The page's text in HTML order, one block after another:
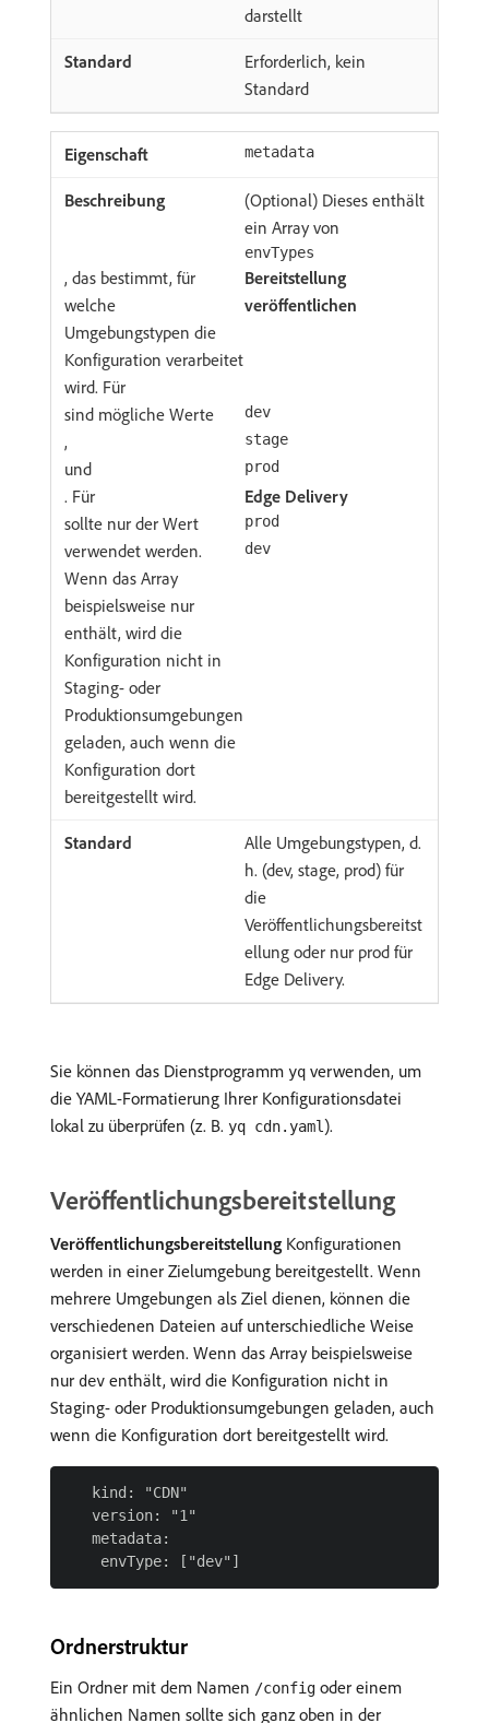
darstellt
Erforderlich, kein
Standard
metadata
(Optional) Dieses enthält
ein Array von
envTypes
, das bestimmt, für
welche
Umgebungstypen die
Konfiguration verarbeitet
wird. Für
Bereitstellung
veröffentlichen
sind mögliche Werte dev
, stage
und prod
. Für
Edge Delivery
sollte nur der Wert
prod
verwendet werden.
Wenn das Array
beispielsweise nur
dev
enthält, wird die
Konfiguration nicht in
Staging- oder
Produktionsumgebungen
geladen, auch wenn die
Konfiguration dort
bereitgestellt wird.
Alle Umgebungstypen, d.
h. (dev, stage, prod) für
die
Veröffentlichungsbereitst
ellung oder nur prod für
Edge Delivery.
Sie können das Dienstprogramm yq verwenden, um
die YAML-Formatierung Ihrer Konfigurationsdatei
lokal zu überprüfen (z. B. yq cdn.yaml).
Veröffentlichungsbereitstellung
Veröffentlichungsbereitstellung Konfigurationen
werden in einer Zielumgebung bereitgestellt. Wenn
mehrere Umgebungen als Ziel dienen, können die
verschiedenen Dateien auf unterschiedliche Weise
organisiert werden. Wenn das Array beispielsweise
nur dev enthält, wird die Konfiguration nicht in
Staging- oder Produktionsumgebungen geladen, auch
wenn die Konfiguration dort bereitgestellt wird.
   kind: "CDN"
   version: "1"
   metadata:
Ordnerstruktur
Ein Ordner mit dem Namen /config oder einem
ähnlichen Namen sollte sich ganz oben in der